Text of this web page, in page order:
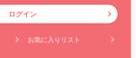
ログイン
お気に入りリスト